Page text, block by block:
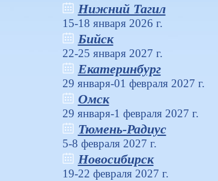
Нижний Тагил
15-18 января 2026 г.
Бийск
22-25 января 2027 г.
Екатеринбург
29 января-01 февраля 2027 г.
Омск
29 января-1 февраля 2027 г.
Тюмень-Радиус
5-8 февраля 2027 г.
Новосибирск
19-22 февраля 2027 г.